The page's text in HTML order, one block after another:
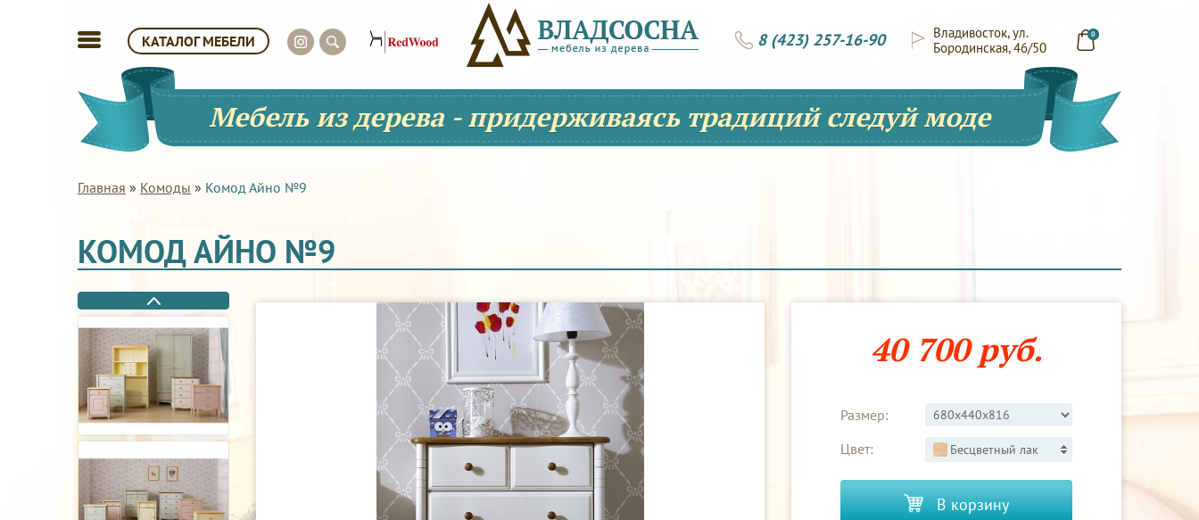
КАТАЛОГ МЕБЕЛИ 0
Владивосток, ул.
Бородинская, 46/50
8 (423) 257-16-90
Мебель из дерева - придерживаясь традиций следуй моде
Главная » Комоды » Комод Айно №9
КОМОД АЙНО №9
40 700 руб.
Размер:
Цвет:
Бесцветный лак
В корзину